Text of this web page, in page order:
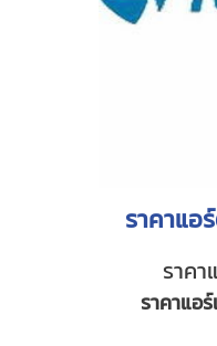
ราคาแ
ราค
ราคาแอ